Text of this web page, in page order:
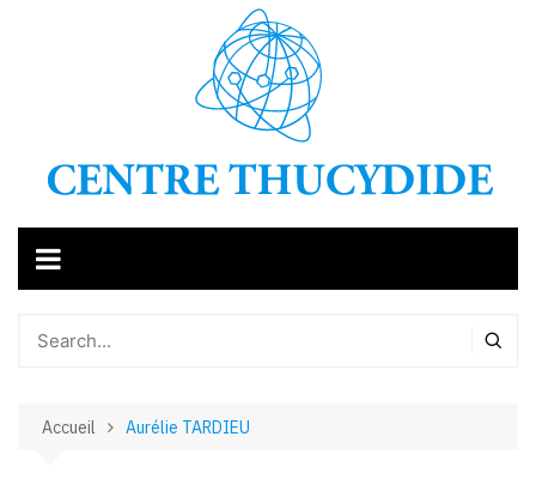
Accueil Aurélie TARDIEU